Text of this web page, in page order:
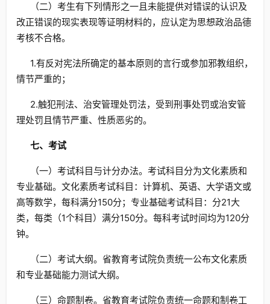
（二）考生有下列情形之一且未能提供对错误的认识及
改正错误的现实表现等证明材料的，应认定为思想政治品德
考核不合格。
1.有反对宪法所确定的基本原则的言行或参加邪教组织，
情节严重的；
2.触犯刑法、治安管理处罚法，受到刑事处罚或治安管
理处罚且情节严重、性质恶劣的。
七、考试
（一）考试科目与计分办法。考试科目分为文化素质和
专业基础。文化素质考试科目：计算机、英语、大学语文或
高等数学，每科满分150分；专业基础考试科目：分21大
类，每类（1个科目）满分150分。每科考试时间均为120分
钟。
（二）考试大纲。省教育考试院负责统一公布文化素质
和专业基础能力测试大纲。
（三）命题制卷。省教育考试院负责统一命题和制卷工